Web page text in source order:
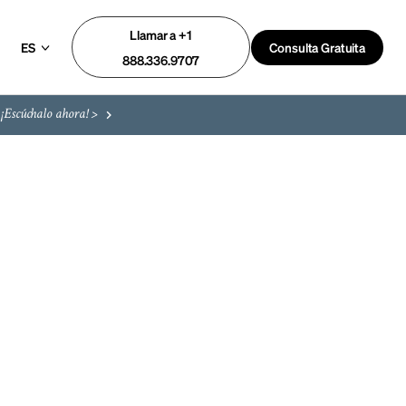
ES
Llamar a +1
888.336.9707
Consulta Gratuita
¡Escúchalo ahora! >